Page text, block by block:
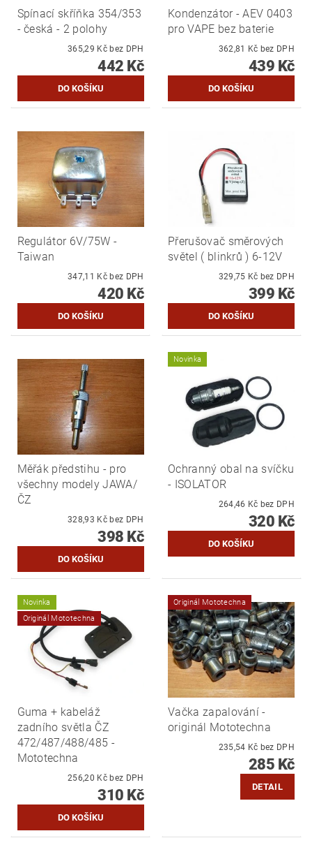
Spínací skříňka 354/353
- česká - 2 polohy
365,29 Kč bez DPH
442 Kč
Kondenzátor - AEV 0403
pro VAPE bez baterie
362,81 Kč bez DPH
439 Kč
Regulátor 6V/75W -
Taiwan
347,11 Kč bez DPH
420 Kč
Přerušovač směrových
světel ( blinkrů ) 6-12V
329,75 Kč bez DPH
399 Kč
Měřák předstihu - pro
všechny modely JAWA/
ČZ
328,93 Kč bez DPH
398 Kč
Novinka
Ochranný obal na svíčku
- ISOLATOR
264,46 Kč bez DPH
320 Kč
Novinka
Originál Mototechna
Guma + kabeláž
zadního světla ČZ
472/487/488/485 -
Mototechna
256,20 Kč bez DPH
310 Kč
Originál Mototechna
Vačka zapalování -
originál Mototechna
235,54 Kč bez DPH
285 Kč
DETAIL